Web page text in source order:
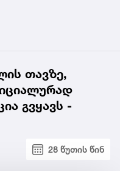
თავზე,
გვყავს -
28 წუთის წინ